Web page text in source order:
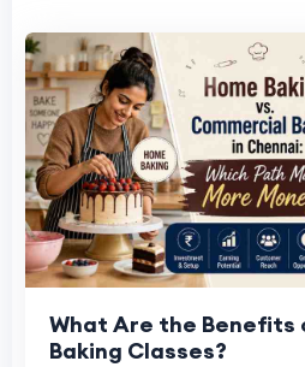
What Are the Benefits
Baking Classes?